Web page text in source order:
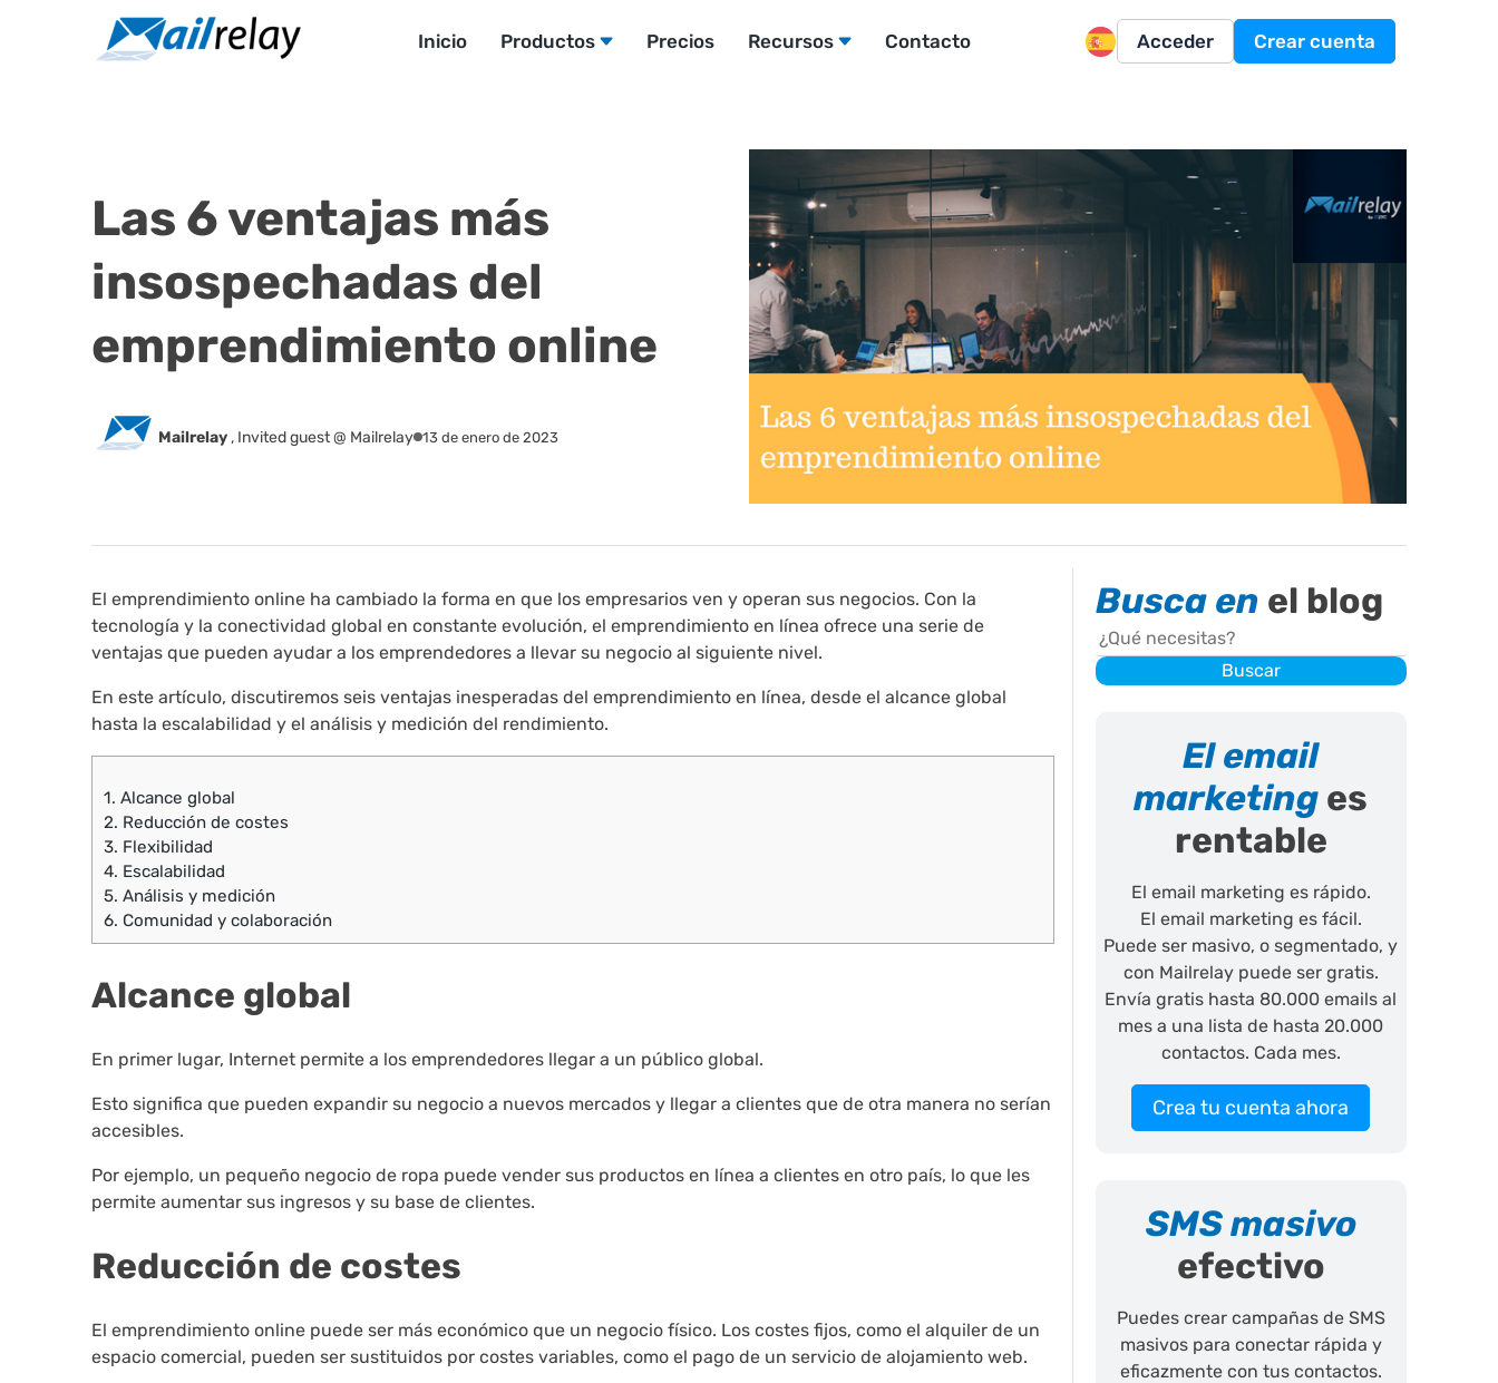
Inicio Productos Precios Recursos Contacto Acceder Crear cuenta
Las 6 ventajas más
insospechadas del
emprendimiento online
Mailrelay , Invited guest @ Mailrelay 13 de enero de 2023
El emprendimiento online ha cambiado la forma en que los empresarios ven y operan sus negocios. Con la
tecnología y la conectividad global en constante evolución, el emprendimiento en línea ofrece una serie de
ventajas que pueden ayudar a los emprendedores a llevar su negocio al siguiente nivel.
En este artículo, discutiremos seis ventajas inesperadas del emprendimiento en línea, desde el alcance global
hasta la escalabilidad y el análisis y medición del rendimiento.
1. Alcance global
2. Reducción de costes
3. Flexibilidad
4. Escalabilidad
5. Análisis y medición
6. Comunidad y colaboración
Alcance global
En primer lugar, Internet permite a los emprendedores llegar a un público global.
Esto significa que pueden expandir su negocio a nuevos mercados y llegar a clientes que de otra manera no serían
accesibles.
Por ejemplo, un pequeño negocio de ropa puede vender sus productos en línea a clientes en otro país, lo que les
permite aumentar sus ingresos y su base de clientes.
Reducción de costes
El emprendimiento online puede ser más económico que un negocio físico. Los costes fijos, como el alquiler de un
espacio comercial, pueden ser sustituidos por costes variables, como el pago de un servicio de alojamiento web.
Busca en el blog
Buscar
Buscar
El email
marketing es
rentable
El email marketing es rápido.
El email marketing es fácil.
Puede ser masivo, o segmentado, y
con Mailrelay puede ser gratis.
Envía gratis hasta 80.000 emails al
mes a una lista de hasta 20.000
contactos. Cada mes.
Crea tu cuenta ahora
SMS masivo
efectivo
Puedes crear campañas de SMS
masivos para conectar rápida y
eficazmente con tus contactos.